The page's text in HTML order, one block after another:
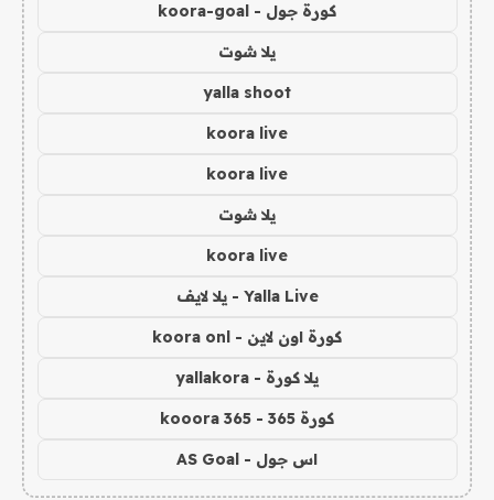
كورة جول - koora-goal
يلا شوت
yalla shoot
koora live
koora live
يلا شوت
koora live
Yalla Live - يلا لايف
كورة اون لاين - koora onl
يلا كورة - yallakora
كورة 365 - kooora 365
اس جول - AS Goal